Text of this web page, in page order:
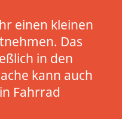
einen kleinen
Das
in den
kann auch
Fahrrad